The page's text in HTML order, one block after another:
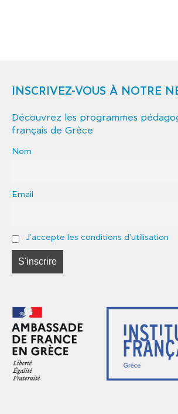
INSCRIVEZ-VOUS À NOTRE
Découvrez les programmes
français de Grèce
Nom
Email
J'accepte les conditions d'utilisation